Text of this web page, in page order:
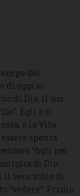
del
di oggi si
di Dio, il suo
Dio”. Egli è il
è la Vita
spenta.
“figli nel
di Dio.
il vero volto di
“vedere”. Primo